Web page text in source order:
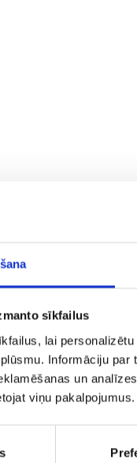
sīkfailus
lai
Informāciju
un
viņu pakalpojumus.
перелётах